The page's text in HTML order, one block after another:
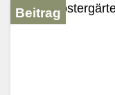
Beitrag